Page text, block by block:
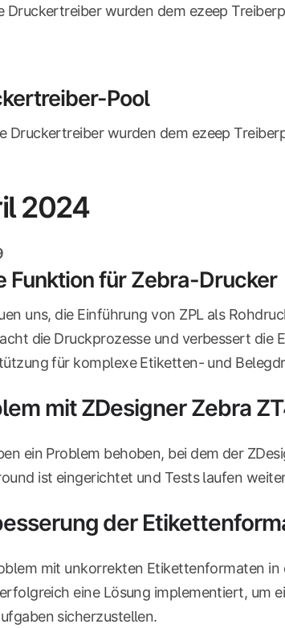
Druckertreiber wurden dem ezeep
Pool
Druckertreiber wurden dem ezeep
2024
Funktion für Zebra-Drucker
uns, die Einführung von ZPL als
die Druckprozesse und verbessert die
für komplexe Etiketten- und
mit ZDesigner Zebra
ein Problem behoben, bei dem der
ist eingerichtet und Tests laufen
der
mit unkorrekten Etikettenformaten
eine Lösung implementiert, um
sicherzustellen.